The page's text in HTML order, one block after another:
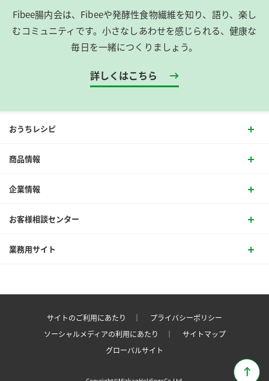
Fibee腸内会は、​Fibeeや発酵性食物繊維を知り、語り、楽し
むコミュニティです。​小さなしあわせを感じられる、健康な
毎日を一緒につくりましょう。
詳しくはこちら
おうちレシピ
商品情報
企業情報
お客様相談センター
業務用サイト
サイトのご利用にあたり ｜
プライバシーポリシー
ソーシャルメディアの利用にあたり ｜
サイトマップ
グローバルサイト